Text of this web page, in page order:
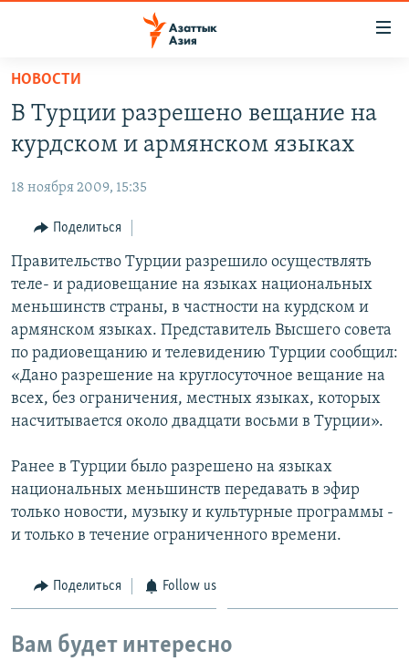
Вернуться
основному
содержанию
Вернутся
навигации
Вернутся
поиску
КАЗАХСТАН
УЗБЕКИСТАН
ТАДЖИКИСТАН
НОВОСТИ
ВОЙНА В УКРАИНЕ
НА ДРУГИХ ЯЗЫКАХ
ҚАЗАҚША
КЫРГЫЗЧА
ЎЗБЕКЧА
ТОҶИКӢ
TÜRKMENÇE
Все сайты РСЕ/РС
НОВОСТИ
В Турции разрешено вещание на
курдском и армянском языках
18 ноября 2009, 15:35
Поделиться
Правительство Турции разрешило осуществлять
теле- и радиовещание на языках национальных
меньшинств страны, в частности на курдском и
армянском языках. Представитель Высшего совета
по радиовещанию и телевидению Турции сообщил:
«Дано разрешение на круглосуточное вещание на
всех, без ограничения, местных языках, которых
насчитывается около двадцати восьми в Турции».
Ранее в Турции было разрешено на языках
национальных меньшинств передавать в эфир
только новости, музыку и культурные программы -
и только в течение ограниченного времени.
Поделиться Follow us
Вам будет интересно